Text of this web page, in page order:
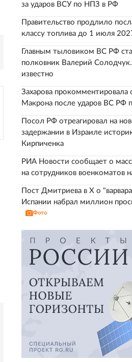
за ударов ВСУ по НПЗ в РФ
Правительство продлило
классу топлива до 1 июля
Главным тыловиком ВС РФ
полковник Валерий
известно
Захарова прокомментировала
Макрона после ударов ВС РФ
Посол РФ отреагировал на
задержании в Израиле
Кирпиченка
РИА Новости сообщает о
на сотрудников военкоматов
Пост Дмитриева в X о
Испании набрал миллион
Фото